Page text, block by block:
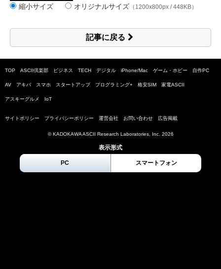
縮小サイズ オリジナルサイズ （1200x800px / 448KB）
記事に戻る
TOP ASCII倶楽部 ビジネス TECH デジタル iPhone/Mac ゲーム・ホビー 自作PC
AV アキバ スマホ スタートアップ プログラミング+ 格安SIM 家電ASCII
アスキーグルメ IoT
サイトポリシー プライバシーポリシー 運営会社 お問い合わせ 広告掲載
© KADOKAWA ASCII Research Laboratories, Inc. 2026
表示形式
PC スマートフォン